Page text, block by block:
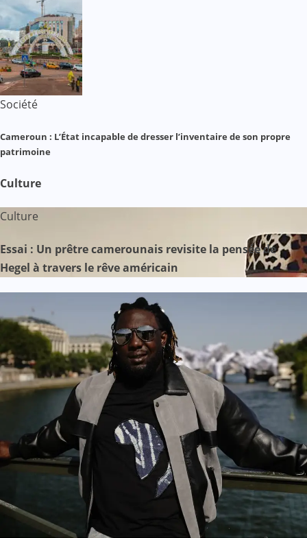
Société
Cameroun : L’État incapable de dresser l’inventaire de son propre
patrimoine
Culture
Culture
Essai : Un prêtre camerounais revisite la pensée de
Hegel à travers le rêve américain